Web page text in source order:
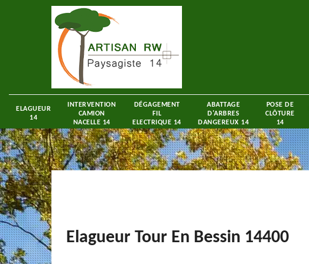
ELAGUEUR
14
INTERVENTION
CAMION
NACELLE 14
DÉGAGEMENT
FIL
ELECTRIQUE 14
ABATTAGE
D'ARBRES
DANGEREUX 14
POSE DE
CLÔTURE
14
Elagueur Tour En Bessin 14400